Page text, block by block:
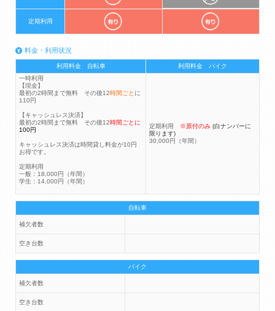
定期利用
料金・利用状況
利用料金 自転車
利用料金 バイク
一時利用
【現金】
最初の2時間まで無料 その後12時間ごと に
110円
【キャッシュレス決済】
最初の2時間まで無料 その後12時間ごとに
100円
キャッシュレス決済は時間貸し料金が10円
お得です。
定期利用
一般：18,000円（年間）
学生：14,000円（年間）
定期利用 ※原付のみ (白ナンバーに
限ります)
30,000円（年間）
自転車
補欠者数
空き台数
バイク
補欠者数
空き台数